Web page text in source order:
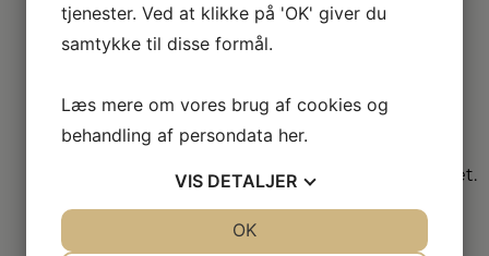
DK
Vælg mellem mange
forhandlere i hele landet.
tjenester. Ved at klikke på 'OK' giver du
samtykke til disse formål.
Læs mere om vores brug af cookies og
behandling af persondata her.
VIS DETALJER
OK